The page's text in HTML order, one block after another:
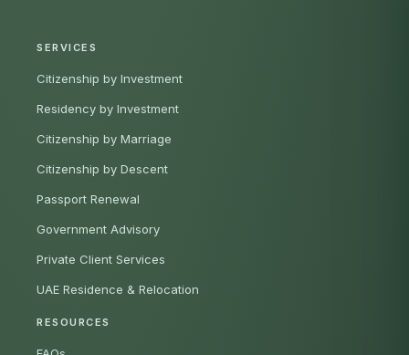
SERVICES
Citizenship by Investment
Residency by Investment
Citizenship by Marriage
Citizenship by Descent
Passport Renewal
Government Advisory
Private Client Services
UAE Residence & Relocation
RESOURCES